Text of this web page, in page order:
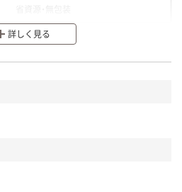
リサイクルしやすい設計
詳しく見る